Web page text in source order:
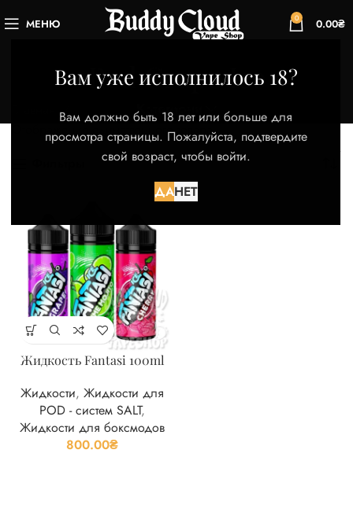
Вам уже исполнилось 18?
Вам должно быть 18 лет или больше для
просмотра страницы. Пожалуйста, подтвердите
свой возраст, чтобы войти.
ДАНЕТ
МЕНЮ 0 0.00₴
Red Grape Ice
Категории
Товар Вкус
Red Grape Ice
Отображение единственного товара
Жидкость Fantasi 100ml
Жидкости, Жидкости для
POD - систем SALT,
Жидкости для боксмодов
800.00₴